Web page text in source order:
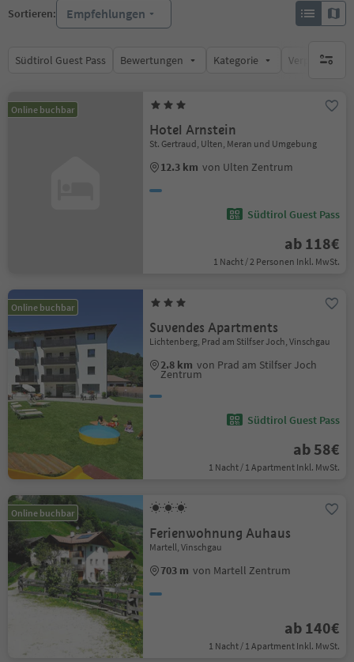
Sortieren: Empfehlungen
Südtirol Guest Pass Bewertungen Kategorie keine
Online buchbar
Hotel Arnstein
St. Gertraud, Ulten, Meran und Umgebung
12.3 km von Ulten Zentrum
Südtirol Guest Pass
ab 118€
1 Nacht / 2 Personen Inkl. MwSt.
Online buchbar
Suvendes Apartments
Lichtenberg, Prad am Stilfser Joch, Vinschgau
2.8 km von Prad am Stilfser Joch
Zentrum
Südtirol Guest Pass
ab 58€
1 Nacht / 1 Apartment Inkl. MwSt.
Online buchbar
Ferienwohnung Auhaus
Martell, Vinschgau
703 m von Martell Zentrum
ab 140€
1 Nacht / 1 Apartment Inkl. MwSt.